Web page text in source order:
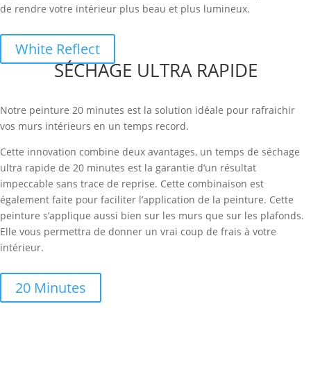
de rendre votre intérieur plus beau et plus lumineux.
White Reflect
SÉCHAGE ULTRA RAPIDE
Notre peinture 20 minutes est la solution idéale pour rafraichir
vos murs intérieurs en un temps record.
Cette innovation combine deux avantages, un temps de séchage
ultra rapide de 20 minutes est la garantie d’un résultat
impeccable sans trace de reprise. Cette combinaison est
également faite pour faciliter l’application de la peinture. Cette
peinture s’applique aussi bien sur les murs que sur les plafonds.
Elle vous permettra de donner un vrai coup de frais à votre
intérieur.
20 Minutes